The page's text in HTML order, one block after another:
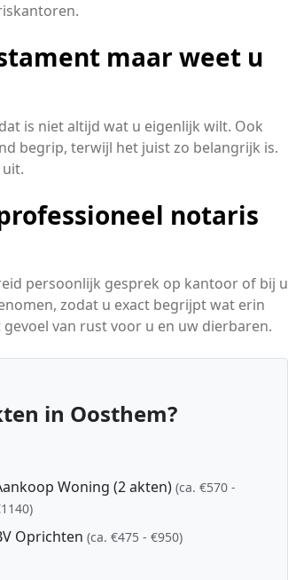
maar weet u
is niet altijd wat u eigenlijk wilt. Ook
begrip, terwijl het juist zo belangrijk is.
notaris
persoonlijk gesprek op kantoor of bij u
zodat u exact begrijpt wat erin
van rust voor u en uw dierbaren.
in Oosthem?
Woning (2 akten) (ca. €570 -
Oprichten (ca. €475 - €950)